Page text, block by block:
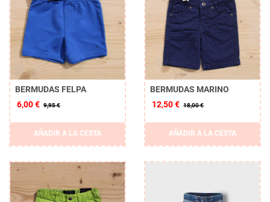
BERMUDAS FELPA
6,00 € 9,95 €
AÑADIR A LA CESTA
BERMUDAS MARINO
12,50 € 18,00 €
AÑADIR A LA CESTA